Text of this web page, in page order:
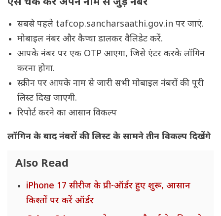
सबसे पहले tafcop.sancharsaathi.gov.in पर जाएं.
मोबाइल नंबर और कैप्चा डालकर वैलिडेट करें.
आपके नंबर पर एक OTP आएगा, जिसे एंटर करके लॉगिन
करना होगा.
स्क्रीन पर आपके नाम से जारी सभी मोबाइल नंबरों की पूरी
लिस्ट दिख जाएगी.
रिपोर्ट करने का आसान विकल्प
लॉगिन के बाद नंबरों की लिस्ट के सामने तीन विकल्प दिखेंगे
Also Read
iPhone 17 सीरीज के प्री-ऑर्डर हुए शुरू, आसान
किश्तों पर करें ऑर्डर